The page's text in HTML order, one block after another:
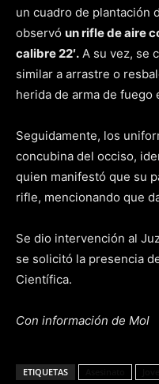
un cuadro de plantación
observó un rifle de aire
calibre 22′. A su vez, se
similar a arrastre o
herida de arma de fuego
Seguidamente, los
concubina del occiso,
quien manifestó que su
rifle, mencionando que
Se dio intervención al
se solicitó la presencia
Científica.
Con información de Mol
ETIQUETAS